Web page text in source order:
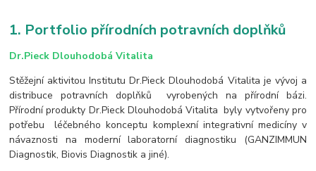
1. Portfolio přírodních potravních doplňků
Dr.Pieck Dlouhodobá Vitalita
Stěžejní aktivitou Institutu Dr.Pieck Dlouhodobá Vitalita je vývoj a
distribuce potravních doplňků vyrobených na přírodní bázi.
Přírodní produkty Dr.Pieck Dlouhodobá Vitalita byly vytvořeny pro
potřebu léčebného konceptu komplexní integrativní medicíny v
návaznosti na moderní laboratorní diagnostiku (GANZIMMUN
Diagnostik, Biovis Diagnostik a jiné).